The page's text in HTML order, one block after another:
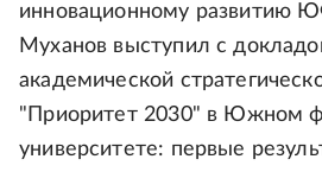
инновационному развитию
Муханов выступил с
академической
"Приоритет 2030" в Южном
университете: первые